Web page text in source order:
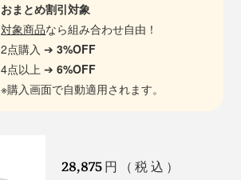
おまとめ割引対象
対象商品なら組み合わせ自由！
2点購入 ➔3%OFF
4点以上 ➔6%OFF
※購入画面で自動適用されます。
28,875 円（税込）